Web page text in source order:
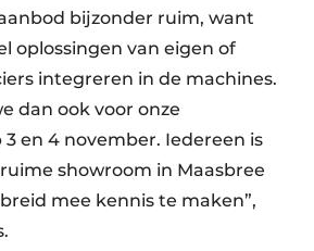
bijzonder ruim, want
oplossingen van eigen of
integreren in de machines.
dan ook voor onze
en 4 november. Iedereen is
showroom in Maasbree
mee kennis te maken”,